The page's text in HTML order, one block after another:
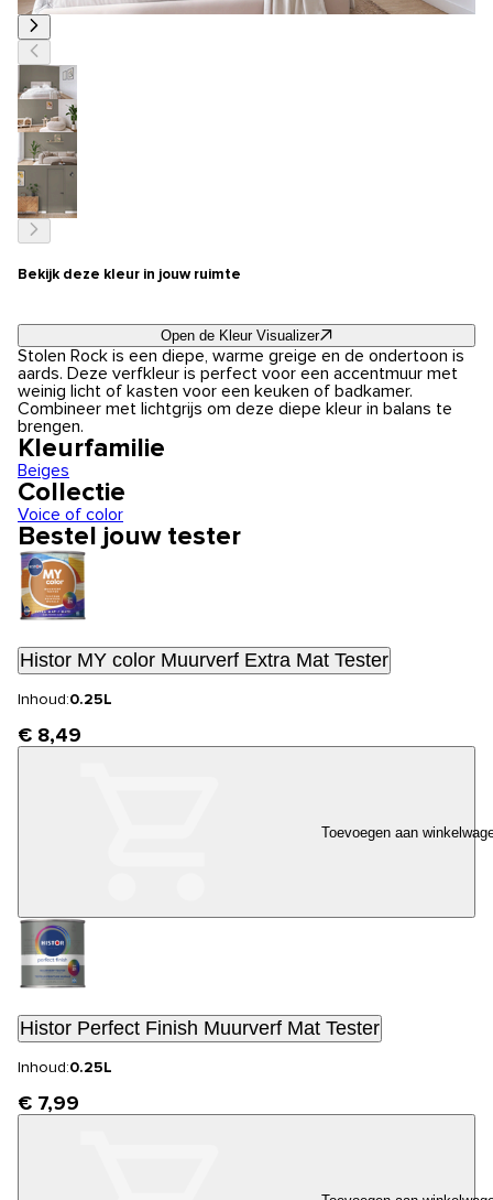
Bekijk deze kleur in jouw ruimte
Open de Kleur Visualizer
Stolen Rock is een diepe, warme greige en de ondertoon is
aards. Deze verfkleur is perfect voor een accentmuur met
weinig licht of kasten voor een keuken of badkamer.
Combineer met lichtgrijs om deze diepe kleur in balans te
brengen.
Kleurfamilie
Beiges
Collectie
Voice of color
Bestel jouw tester
Histor MY color Muurverf Extra Mat Tester
Inhoud:0.25L
€ 8,49
Toevoegen aan
Histor Perfect Finish Muurverf Mat Tester
Inhoud:0.25L
€ 7,99